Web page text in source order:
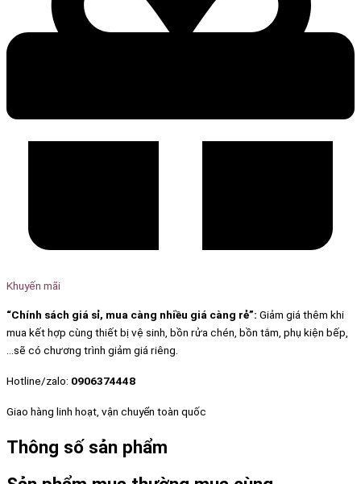
Khuyến mãi
“Chính sách giá sỉ, mua càng nhiều giá càng rẻ”: Giảm giá thêm khi
mua kết hợp cùng thiết bị vệ sinh, bồn rửa chén, bồn tắm, phụ kiện bếp,
…sẽ có chương trình giảm giá riêng.
Hotline/zalo: 0906374448
Giao hàng linh hoạt, vận chuyển toàn quốc
Thông số sản phẩm